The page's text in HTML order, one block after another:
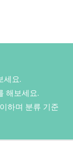
세요.
해보세요.
하며 분류 기준